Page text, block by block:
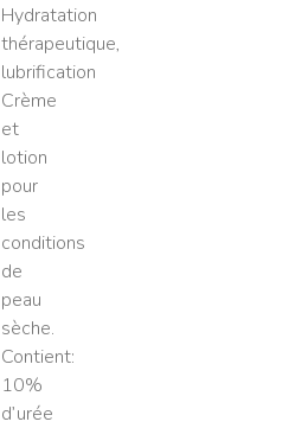
Hydratation
thérapeutique,
lubrification
Crème
et
lotion
pour
les
conditions
de
peau
sèche.
Contient:
10%
d’urée